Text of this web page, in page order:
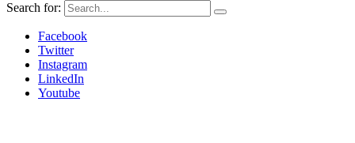
Search for:
Facebook
Twitter
Instagram
LinkedIn
Youtube